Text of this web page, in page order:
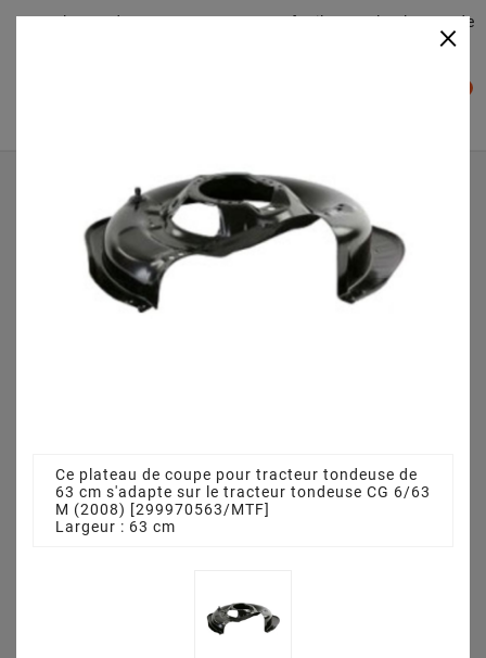
Plateaudecoupe.com : Trouver facilement le plateau de
Accueil
Plateau de coupe
Plateau de coupe 63 cm 3845640951 pour CG 6/63 M
(2008) [299970563/MTF]
×
Ce plateau de coupe pour tracteur tondeuse de
63 cm s'adapte sur le tracteur tondeuse CG 6/63
M (2008) [299970563/MTF]
Largeur : 63 cm